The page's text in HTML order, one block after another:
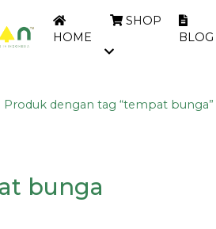
HOME
SHOP
BLOG
Produk dengan tag “tempat bunga”
bunga